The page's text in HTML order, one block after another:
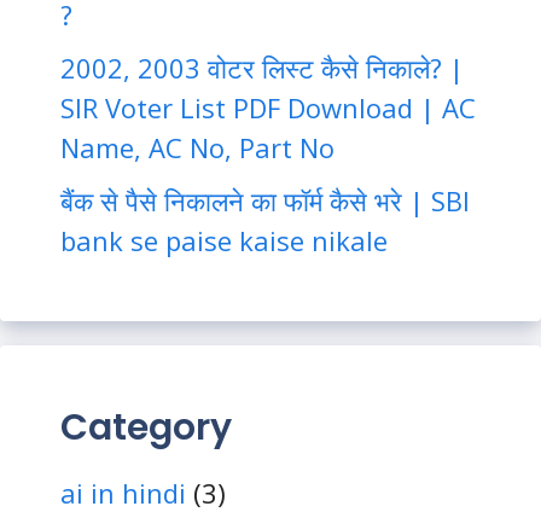
?
2002, 2003 वोटर लिस्ट कैसे निकाले? |
SIR Voter List PDF Download | AC
Name, AC No, Part No
बैंक से पैसे निकालने का फॉर्म कैसे भरे | SBI
bank se paise kaise nikale
Category
ai in hindi (3)